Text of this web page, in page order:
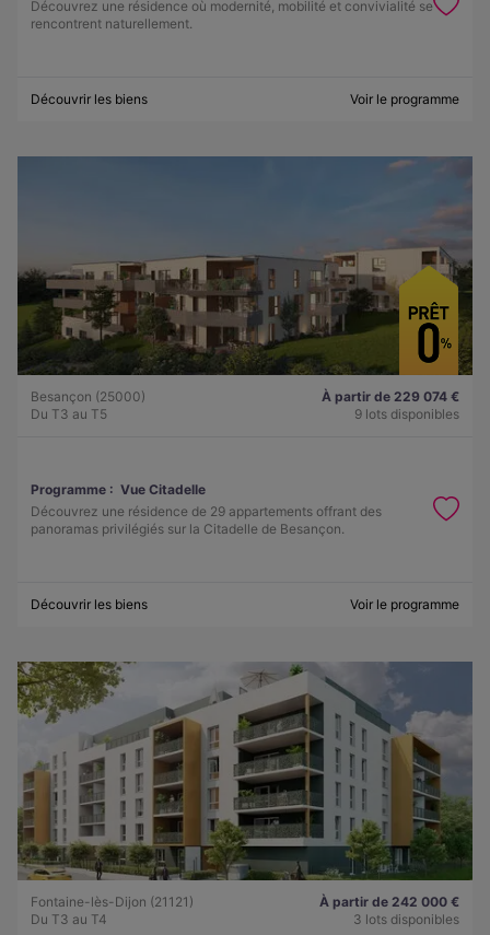
Découvrez une résidence où modernité, mobilité et convivialité se
rencontrent naturellement.
Découvrir les biens Voir le programme
Besançon (25000)
Du T3 au T5
À partir de 229 074 €
9 lots disponibles
Programme : Vue Citadelle
Découvrez une résidence de 29 appartements offrant des
panoramas privilégiés sur la Citadelle de Besançon.
Découvrir les biens Voir le programme
Fontaine-lès-Dijon (21121)
Du T3 au T4
À partir de 242 000 €
3 lots disponibles